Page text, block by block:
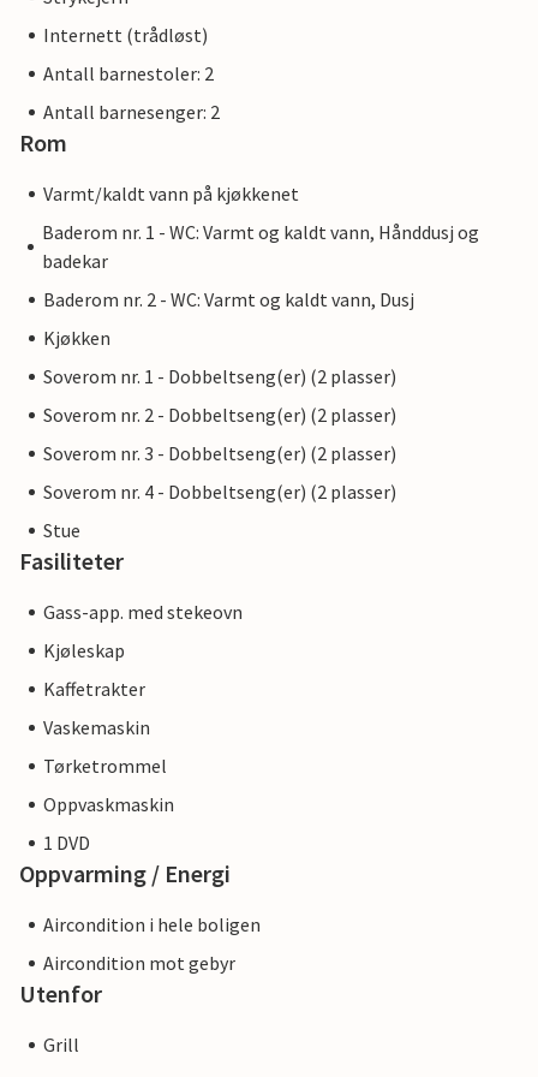
shoppingmuligheter om vinteren. Når det gjelder strender,
kan du prøve en ny hver dag - i denne delen av Mallorca
finner du alltid nye strandflekker hvor du kan lytte til
bølgebruset langt borte fra de støyende folkemengdene.
ca. 2,5 km vest for Capdepera. Her kan du oppleve en
avslappende stund borte fra kjas og mas. Samtidig er du
bare et steinkast unna alt denne delen av øya har å by på,
havnebyen Cala Ratjada (ca. 6 km), som byr på en
innbydende strandpromenade, flotte barer og
restauranter samt shoppingmuligheter.
Merk: Denne eiendommen administreres av en privat eier,
ikke av et selskap eller en næringsdrivende. Dette betyr at
EUs forbrukerlovgivning kanskje ikke gjelder. Du kan
imidlertid være trygg på at vi vil gi deg den samme
enn om du hadde bestilt overnatting hos en profesjonell
eier.
Internett (trådløst)
Antall barnestoler: 2
Antall barnesenger: 2
Rom
Varmt/kaldt vann på kjøkkenet
Baderom nr. 1 - WC: Varmt og kaldt vann, Hånddusj og
badekar
Baderom nr. 2 - WC: Varmt og kaldt vann, Dusj
Kjøkken
Soverom nr. 1 - Dobbeltseng(er) (2 plasser)
Soverom nr. 2 - Dobbeltseng(er) (2 plasser)
Soverom nr. 3 - Dobbeltseng(er) (2 plasser)
Soverom nr. 4 - Dobbeltseng(er) (2 plasser)
Stue
Fasiliteter
Gass-app. med stekeovn
Kjøleskap
Kaffetrakter
Vaskemaskin
Tørketrommel
Oppvaskmaskin
1 DVD
Oppvarming / Energi
Aircondition i hele boligen
Aircondition mot gebyr
Utenfor
Grill